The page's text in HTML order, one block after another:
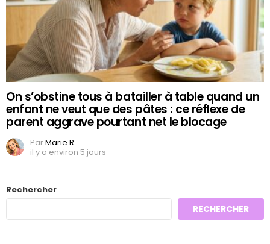
On s’obstine tous à batailler à table quand un
enfant ne veut que des pâtes : ce réflexe de
parent aggrave pourtant net le blocage
ParMarie R.
il y a environ 5 jours
Rechercher
RECHERCHER